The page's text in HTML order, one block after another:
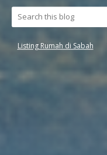
Listing Rumah di Sabah